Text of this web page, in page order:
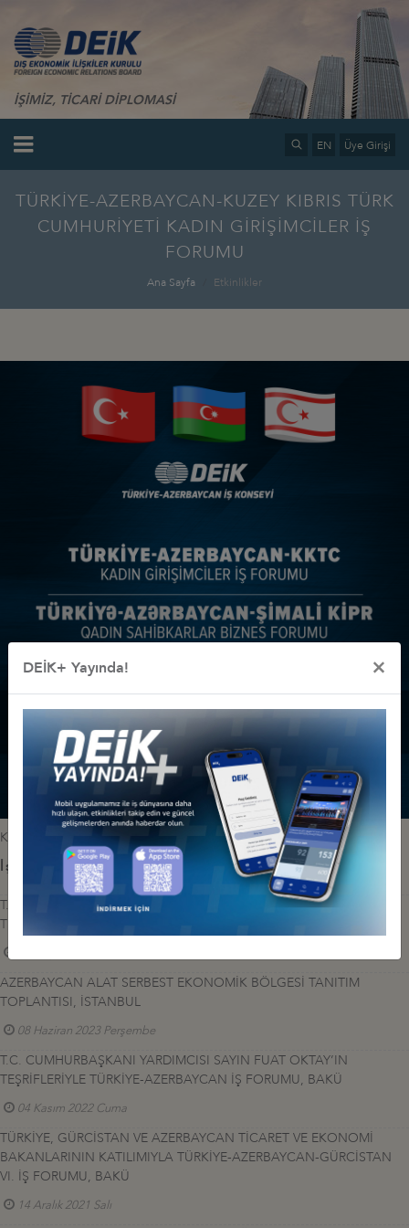
İŞİMİZ, TİCARİ DİPLOMASİ
EN Üye Girişi
TÜRKİYE-AZERBAYCAN-KUZEY KIBRIS TÜRK
CUMHURİYETİ KADIN GİRİŞİMCİLER İŞ
FORUMU
Ana Sayfa Etkinlikler
Katılım için: azerbaycan@deik.org.tr
İş Konseyi ile Alakalı Diğer Etkinlikler
T.C. CUMHURBAŞKANI YARDIMCIMIZ SAYIN CEVDET YILMAZ'IN
TEŞRİFLERİYLE TÜRKİYE-AZERBAYCAN İŞ FORUMU, ANKARA
AZERBAYCAN ALAT SERBEST EKONOMİK BÖLGESİ TANITIM
TOPLANTISI, İSTANBUL
08 Haziran 2023 Perşembe
T.C. CUMHURBAŞKANI YARDIMCISI SAYIN FUAT OKTAY’IN
TEŞRİFLERİYLE TÜRKİYE-AZERBAYCAN İŞ FORUMU, BAKÜ
04 Kasım 2022 Cuma
TÜRKİYE, GÜRCİSTAN VE AZERBAYCAN TİCARET VE EKONOMİ
BAKANLARININ KATILIMIYLA TÜRKİYE-AZERBAYCAN-GÜRCİSTAN
VI. İŞ FORUMU, BAKÜ
14 Aralık 2021 Salı
DEİK+ Yayında! ×